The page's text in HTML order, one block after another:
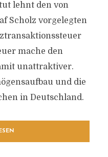
lehnt den von
Scholz vorgelegten
mache den
unattraktiver.
und die
in Deutschland.